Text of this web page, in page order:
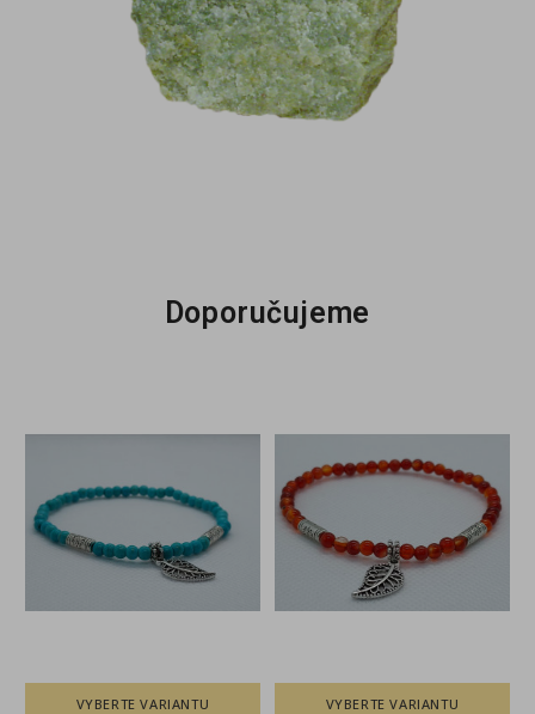
Doporučujeme
VYBERTE VARIANTU VYBERTE VARIANTU